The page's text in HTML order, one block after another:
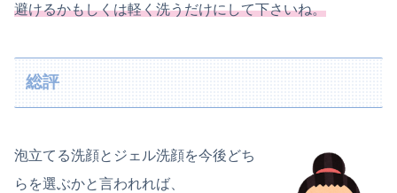
避けるかもしくは軽く洗うだけにして下さいね。
総評
泡立てる洗顔とジェル洗顔を今後どち
らを選ぶかと言われれば、